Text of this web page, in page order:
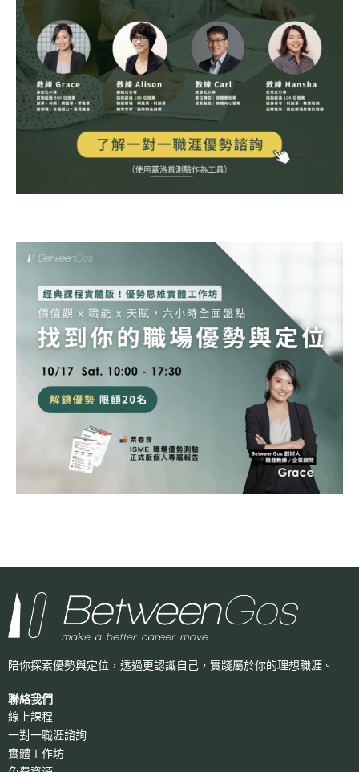
陪你探索優勢與定位，透過更認識自己， 實踐屬於你的理想職涯。
聯絡我們
線上課程
一對一職涯諮詢
實體工作坊